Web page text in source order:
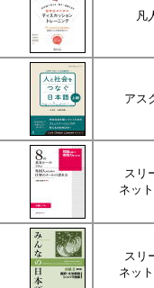
凡
アス
スリ
ネッ
スリ
ネッ